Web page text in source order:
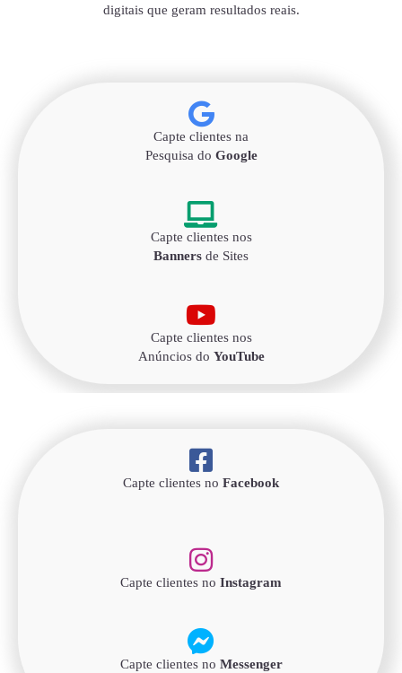
digitais que geram resultados reais.
Capte clientes na
Pesquisa do Google
Capte clientes nos
Banners de Sites
Capte clientes nos
Anúncios do YouTube
Capte clientes no Facebook
Capte clientes no Instagram
Capte clientes no Messenger